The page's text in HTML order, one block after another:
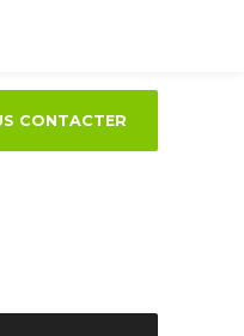
CONTACTER